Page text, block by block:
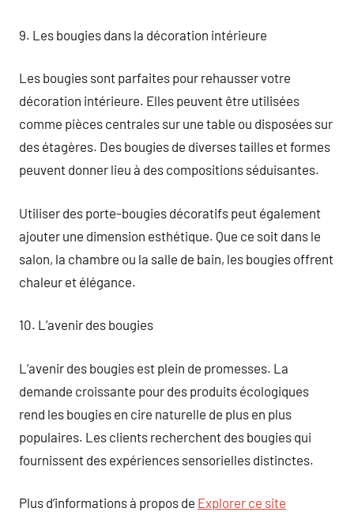
9. Les bougies dans la décoration intérieure
Les bougies sont parfaites pour rehausser votre
décoration intérieure. Elles peuvent être utilisées
comme pièces centrales sur une table ou disposées sur
des étagères. Des bougies de diverses tailles et formes
peuvent donner lieu à des compositions séduisantes.
Utiliser des porte-bougies décoratifs peut également
ajouter une dimension esthétique. Que ce soit dans le
salon, la chambre ou la salle de bain, les bougies offrent
chaleur et élégance.
10. L’avenir des bougies
L’avenir des bougies est plein de promesses. La
demande croissante pour des produits écologiques
rend les bougies en cire naturelle de plus en plus
populaires. Les clients recherchent des bougies qui
fournissent des expériences sensorielles distinctes.
Plus d’informations à propos de Explorer ce site